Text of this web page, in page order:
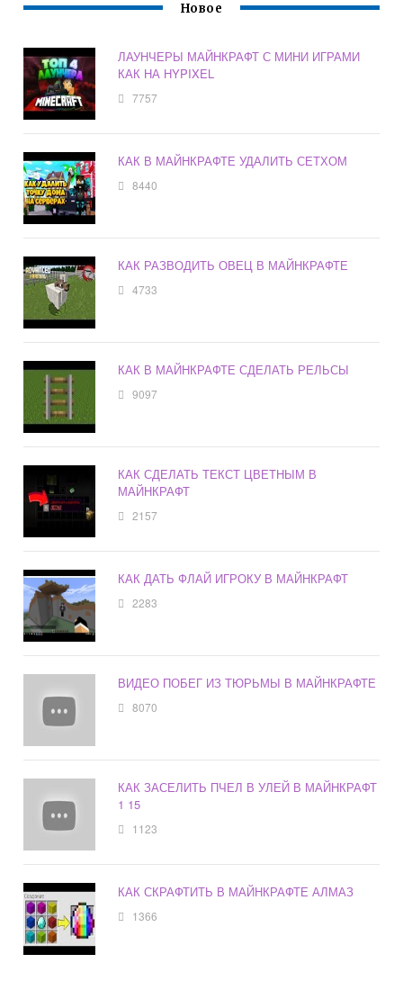
Новое
ЛАУНЧЕРЫ МАЙНКРАФТ С МИНИ ИГРАМИ
КАК НА HYPIXEL
7757
КАК В МАЙНКРАФТЕ УДАЛИТЬ СЕТХОМ
8440
КАК РАЗВОДИТЬ ОВЕЦ В МАЙНКРАФТЕ
4733
КАК В МАЙНКРАФТЕ СДЕЛАТЬ РЕЛЬСЫ
9097
КАК СДЕЛАТЬ ТЕКСТ ЦВЕТНЫМ В
МАЙНКРАФТ
2157
КАК ДАТЬ ФЛАЙ ИГРОКУ В МАЙНКРАФТ
2283
ВИДЕО ПОБЕГ ИЗ ТЮРЬМЫ В МАЙНКРАФТЕ
8070
КАК ЗАСЕЛИТЬ ПЧЕЛ В УЛЕЙ В МАЙНКРАФТ
1 15
1123
КАК СКРАФТИТЬ В МАЙНКРАФТЕ АЛМАЗ
1366